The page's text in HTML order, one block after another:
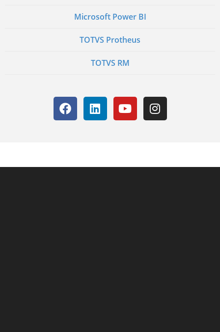
Microsoft Power BI
TOTVS Protheus
TOTVS RM